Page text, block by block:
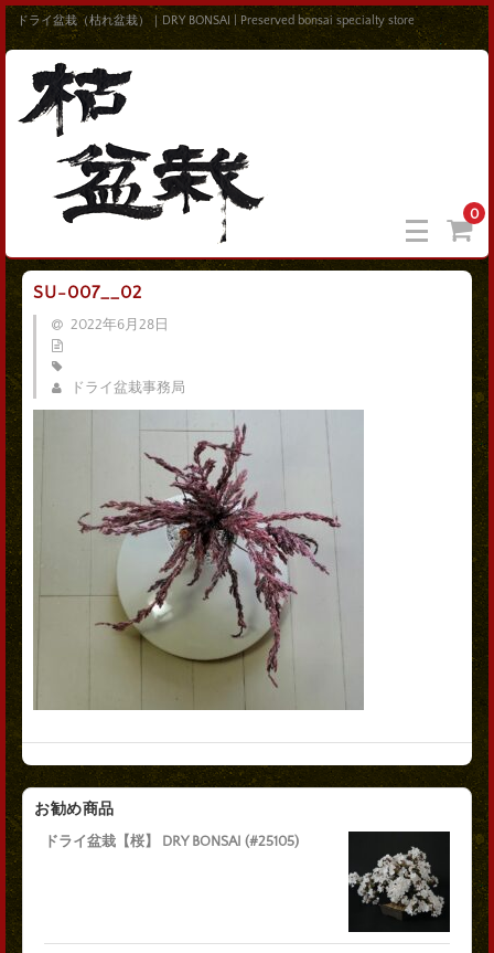
ドライ盆栽（枯れ盆栽）｜DRY BONSAI | Preserved bonsai specialty store
0
SU-007__02
2022年6月28日
ドライ盆栽事務局
お勧め商品
ドライ盆栽【桜】 DRY BONSAI (#25105)